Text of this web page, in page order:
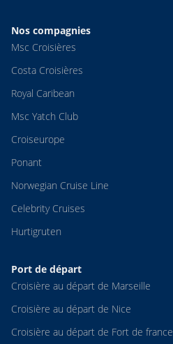
Nos compagnies
Msc Croisières
Costa Croisières
Royal Caribean
Msc Yatch Club
Croiseurope
Ponant
Norwegian Cruise Line
Celebrity Cruises
Hurtigruten
Port de départ
Croisière au départ de Marseille
Croisière au départ de Nice
Croisière au départ de Fort de france